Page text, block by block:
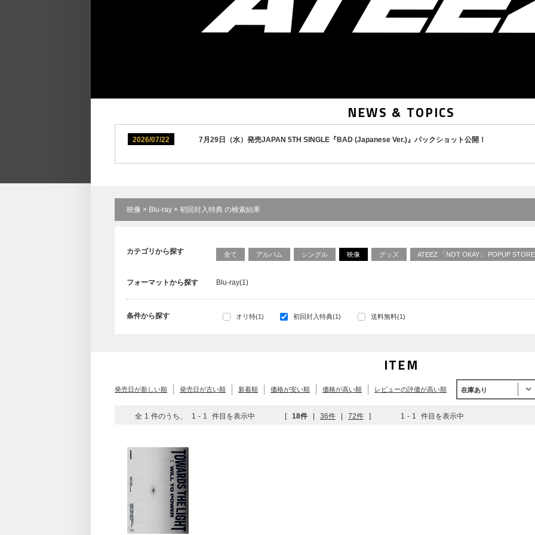
NEWS & TOPICS
2026/07/22 7月29日（水）発売JAPAN 5TH SINGLE『BAD (Japanese Ver.)』パックショット公開！
映像 × Blu-ray × 初回封入特典 の検索結果
カテゴリから探す 全て アルバム シングル 映像 グッズ ATEEZ 「NOT OKAY」 POPUP
フォーマットから探す Blu-ray(1)
条件から探す オリ特(1) 初回封入特典(1) 送料無料(1)
ITEM
発売日が新しい順 発売日が古い順 新着順 価格が安い順 価格が高い順 レビューの評価が高い順 在庫あり
全 1 件のうち、 1 - 1 件目を表示中 [ 18件 | 36件 | 72件 ] 1 - 1 件目を表示中